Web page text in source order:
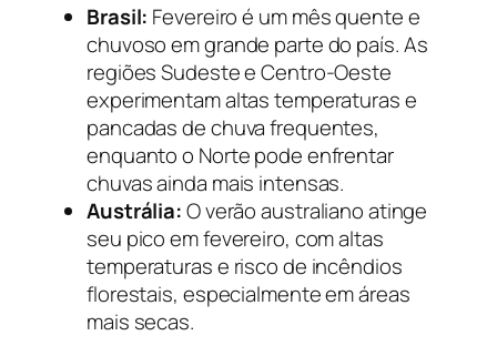
Brasil: Fevereiro é um mês quente e
chuvoso em grande parte do país. As
regiões Sudeste e Centro-Oeste
experimentam altas temperaturas e
pancadas de chuva frequentes,
enquanto o Norte pode enfrentar
chuvas ainda mais intensas.
Austrália:O verão australiano atinge
seu pico em fevereiro, com altas
temperaturas e risco de incêndios
florestais, especialmente em áreas
mais secas.